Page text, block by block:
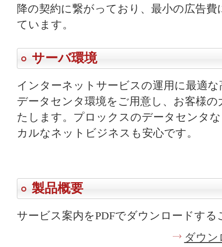
降の契約に繋がっており、最小の広告
ています。
サーバ環境
インターネットサービスの運用に最適
データセンタ環境をご用意し、お客様
たします。プロックスのデータセンタ
カルなネットビジネスも安心です。
製品概要
サービス案内をPDFでダウンロードす
ダウン